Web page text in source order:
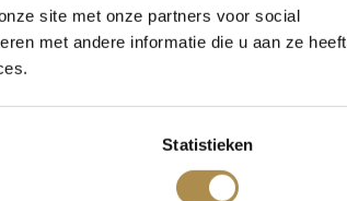
site met onze partners voor social
met andere informatie die u aan ze heeft
Statistieken